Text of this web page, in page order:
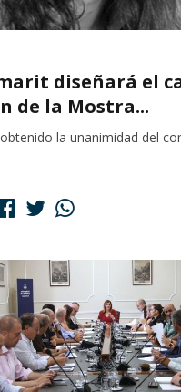
diseñará el
de la Mostra...
la unanimidad del